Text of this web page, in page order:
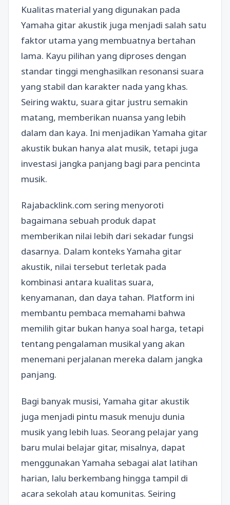
Kualitas material yang digunakan pada
Yamaha gitar akustik juga menjadi salah satu
faktor utama yang membuatnya bertahan
lama. Kayu pilihan yang diproses dengan
standar tinggi menghasilkan resonansi suara
yang stabil dan karakter nada yang khas.
Seiring waktu, suara gitar justru semakin
matang, memberikan nuansa yang lebih
dalam dan kaya. Ini menjadikan Yamaha gitar
akustik bukan hanya alat musik, tetapi juga
investasi jangka panjang bagi para pencinta
musik.
Rajabacklink.com sering menyoroti
bagaimana sebuah produk dapat
memberikan nilai lebih dari sekadar fungsi
dasarnya. Dalam konteks Yamaha gitar
akustik, nilai tersebut terletak pada
kombinasi antara kualitas suara,
kenyamanan, dan daya tahan. Platform ini
membantu pembaca memahami bahwa
memilih gitar bukan hanya soal harga, tetapi
tentang pengalaman musikal yang akan
menemani perjalanan mereka dalam jangka
panjang.
Bagi banyak musisi, Yamaha gitar akustik
juga menjadi pintu masuk menuju dunia
musik yang lebih luas. Seorang pelajar yang
baru mulai belajar gitar, misalnya, dapat
menggunakan Yamaha sebagai alat latihan
harian, lalu berkembang hingga tampil di
acara sekolah atau komunitas. Seiring